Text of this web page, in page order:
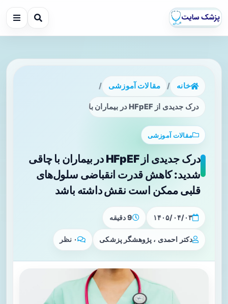
خانه / مقالات آموزشی /
درک جدیدی از HFpEF در بیماران با چاقی شدید: کاهش قدرت انقباضی سلول‌های قلبی ممکن است نقش داشته باشد
مقالات آموزشی
درک جدیدی از HFpEF در بیماران با چاقی
شدید: کاهش قدرت انقباضی سلول‌های
قلبی ممکن است نقش داشته باشد
۱۴۰۵/۰۴/۰۳ 9 دقیقه
دکتر احمدی ، پژوهشگر پزشکی ۰ نظر